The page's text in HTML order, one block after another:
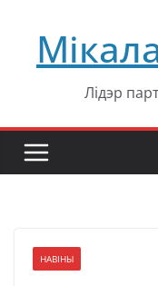
содержимому
Лідэр
НАВІНЫ